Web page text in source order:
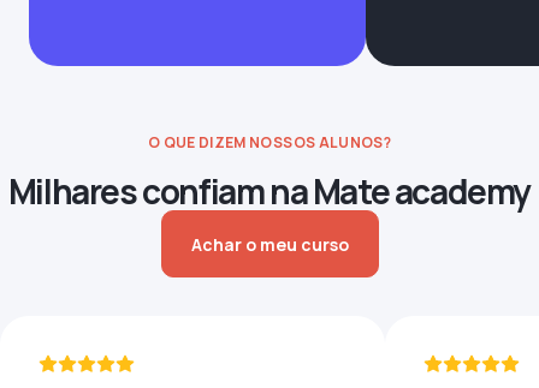
O QUE DIZEM NOSSOS ALUNOS?
Milhares confiam na Mate academy
Achar o meu curso